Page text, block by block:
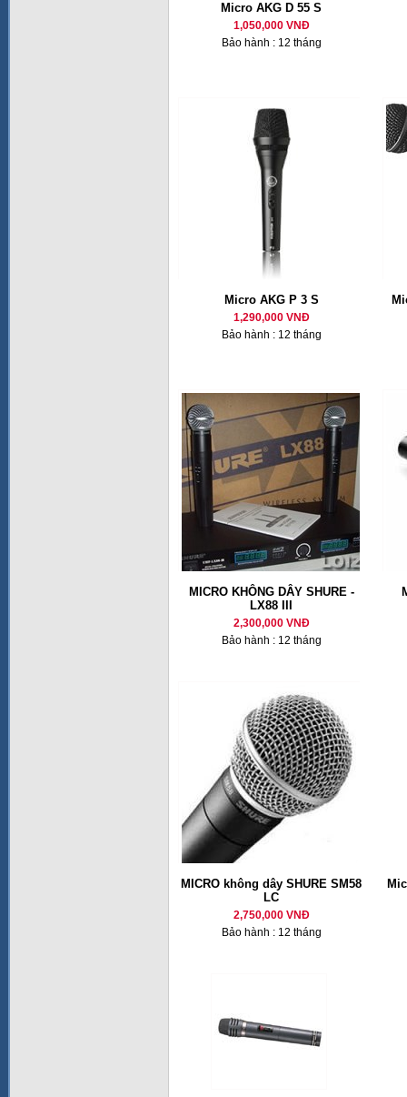
Micro AKG D 55 S
1,050,000 VNĐ
Bảo hành : 12 tháng
Micro AKG P 3 S
1,290,000 VNĐ
Bảo hành : 12 tháng
MICRO KHÔNG DÂY SHURE -
LX88 III
2,300,000 VNĐ
Bảo hành : 12 tháng
MICRO không dây SHURE SM58
LC
2,750,000 VNĐ
Bảo hành : 12 tháng